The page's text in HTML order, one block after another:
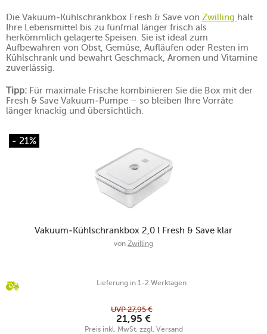
Die Vakuum-Kühlschrankbox Fresh & Save von Zwilling hält
Ihre Lebensmittel bis zu fünfmal länger frisch als
herkömmlich gelagerte Speisen. Sie ist ideal zum
Aufbewahren von Obst, Gemüse, Aufläufen oder Resten im
Kühlschrank und bewahrt Geschmack, Aromen und Vitamine
zuverlässig.
Tipp: Für maximale Frische kombinieren Sie die Box mit der
Fresh & Save Vakuum-Pumpe – so bleiben Ihre Vorräte
länger knackig und übersichtlich.
- 21%
Vakuum-Kühlschrankbox 2,0 l Fresh & Save klar
von Zwilling
Lieferung in 1-2 Werktagen
UVP27,95 €
21,95 €
Preis inkl. MwSt. zzgl. Versand